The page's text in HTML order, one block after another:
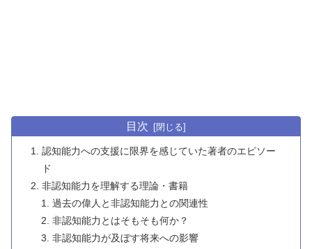
目次
認知能力への支援に限界を感じていた著者のエピソー
ド
非認知能力を理解する理論・書籍
過去の偉人と非認知能力との関連性
非認知能力とはそもそも何か？
非認知能力が及ぼす将来への影響